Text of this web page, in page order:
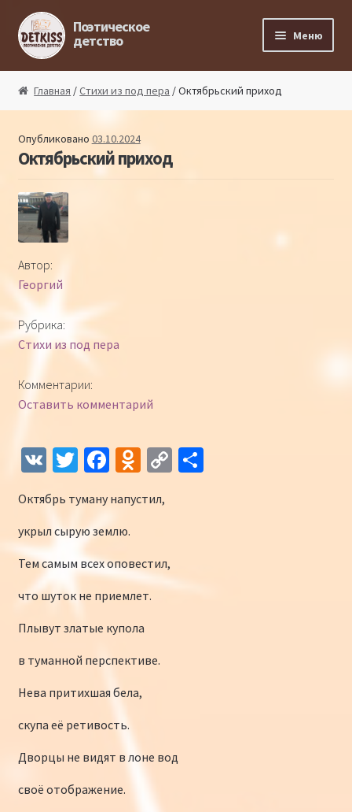
Перейти к навигации
Перейти к содержимому
Поэтическое
детство Меню
Поэтический ликбез
Поэтический блог
Детская философия
Интернет-конкурс чтецов «Созвучие 2018»
Наши участники и победители
Наши участники 2017
Страничка победителей 2017
Главная /Стихи из под пера / Октябрьский приход
Опубликовано 03.10.2024
Октябрьский приход
Автор:
Георгий
Рубрика:
Стихи из под пера
Комментарии:
Оставить комментарий
V T
tt
er
Fa
b
o
o
k
O
n
kl
as
sn
iki
C О
Октябрь туману напустил,
укрыл сырую землю.
Тем самым всех оповестил,
что шуток не приемлет.
Плывут златые купола
в туманной перспективе.
Нева притихшая бела,
скупа её ретивость.
Дворцы не видят в лоне вод
своё отображение.